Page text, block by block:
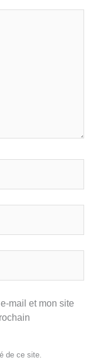
mail et mon site
de ce site.